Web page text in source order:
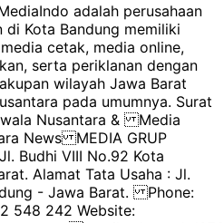
adalah perusahaan
Kota Bandung memiliki
cetak, media online,
serta periklanan dengan
wilayah Jawa Barat
pada umumnya. Surat
Nusantara & Media
News MEDIA GRUP
Budhi VIII No.92 Kota
Alamat Tata Usaha : Jl.
- Jawa Barat. Phone:
548 242 Website: